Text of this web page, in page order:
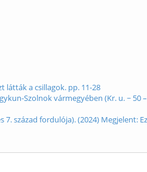
látták a csillagok. pp. 11-28
Szolnok vármegyében (Kr. u. ~ 50
század fordulója). (2024) Megjelent: